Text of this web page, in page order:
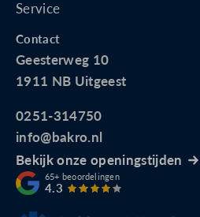
Service
Contact
Geesterweg 10
1911 NB Uitgeest
0251-314750
info@bakro.nl
Bekijk onze openingstijden
65+ beoordelingen
4.3